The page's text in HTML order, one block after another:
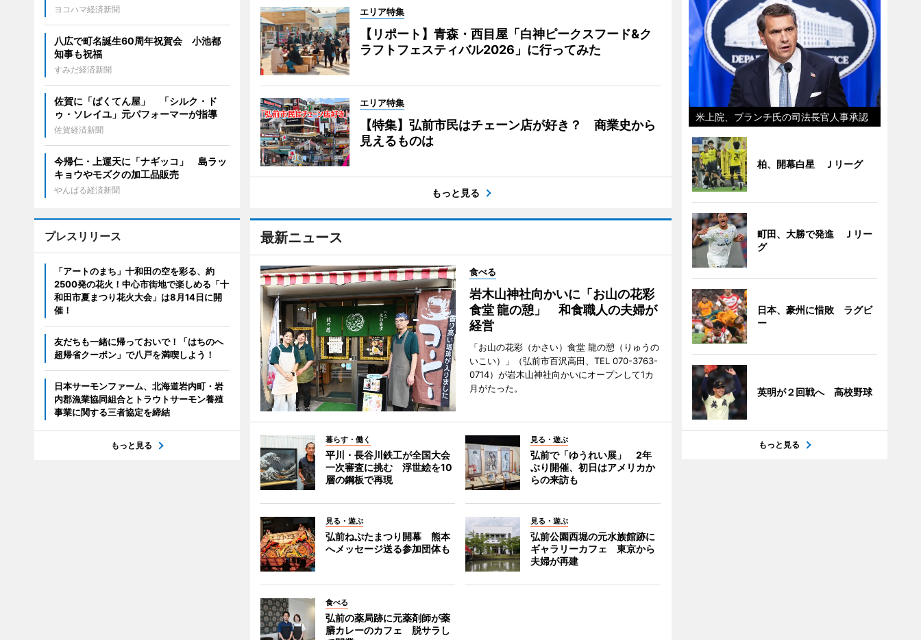
エリア特集
【リポート】青森・西目屋「白神ピークスフード&ク
ラフトフェスティバル2026」に行ってみた
エリア特集
【特集】弘前市民はチェーン店が好き？ 商業史から
見えるものは
もっと見る
最新ニュース
食べる
岩木山神社向かいに「お山の花彩
食堂 龍の憩」 和食職人の夫婦が
経営
「お山の花彩（かさい）食堂 龍の憩（りゅうの
いこい）」（弘前市百沢高田、TEL 070-3763-
0714）が岩木山神社向かいにオープンして1カ
月がたった。
暮らす・働く
平川・長谷川鉄工が全国大会
一次審査に挑む 浮世絵を10
層の鋼板で再現
見る・遊ぶ
弘前で「ゆうれい展」 2年
ぶり開催、初日はアメリカか
らの来訪も
見る・遊ぶ
弘前ねぷたまつり開幕 熊本
へメッセージ送る参加団体も
見る・遊ぶ
弘前公園西堀の元水族館跡に
ギャラリーカフェ 東京から
夫婦が再建
食べる
弘前の薬局跡に元薬剤師が薬
膳カレーのカフェ 脱サラし
ヨコハマ経済新聞
八広で町名誕生60周年祝賀会 小池都
知事も祝福
すみだ経済新聞
佐賀に「ばくてん屋」 「シルク・ド
ゥ・ソレイユ」元パフォーマーが指導
佐賀経済新聞
今帰仁・上運天に「ナギッコ」 島ラッ
キョウやモズクの加工品販売
やんばる経済新聞
プレスリリース
「アートのまち」十和田の空を彩る、約
2500発の花火！中心市街地で楽しめる「十
和田市夏まつり花火大会」は8月14日に開
催！
友だちも一緒に帰っておいで！「はちのへ
超帰省クーポン」で八戸を満喫しよう！
日本サーモンファーム、北海道岩内町・岩
内郡漁業協同組合とトラウトサーモン養殖
事業に関する三者協定を締結
もっと見る
米上院、ブランチ氏の司法長官人事承認
柏、開幕白星 Ｊリーグ
町田、大勝で発進 Ｊリー
グ
日本、豪州に惜敗 ラグビ
ー
英明が２回戦へ 高校野球
もっと見る